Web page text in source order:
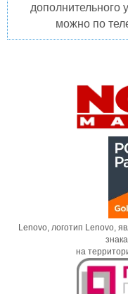
дополнительного
можно по
Lenovo, логотип Lenovo,
на